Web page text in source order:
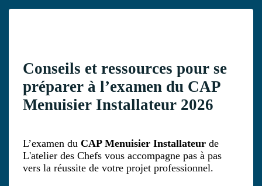
Conseils et ressources pour se
préparer à l’examen du CAP
Menuisier Installateur 2026
L’examen du CAP Menuisier Installateur de
L'atelier des Chefs vous accompagne pas à pas
vers la réussite de votre projet professionnel.